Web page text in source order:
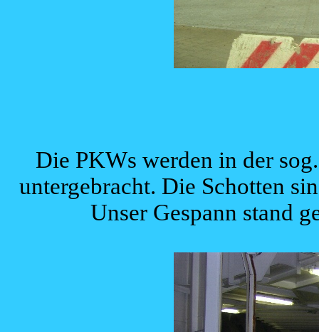
Die PKWs werden in der
untergebracht. Die Schotten
Unser Gespann stand